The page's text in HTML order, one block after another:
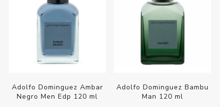
Adolfo Dominguez Ambar
Negro Men Edp 120 ml
Adolfo Dominguez Bambu
Man 120 ml